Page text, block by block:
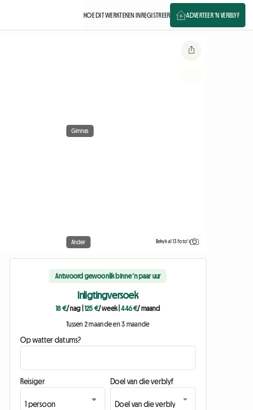
HOE DIT WERKTEKEN INREGISTREER ADVERTEER 'N VERBLYF
Gimnas
Ander Bekyk al 13 foto's
Antwoord gewoonlik binne 'n paar uur
Inligtingversoek
18 €/ nag |125 €/ week|446 €/ maand
Tussen 2 maande en 3 maande
Op watter datums?
Reisiger Doel van die verblyf